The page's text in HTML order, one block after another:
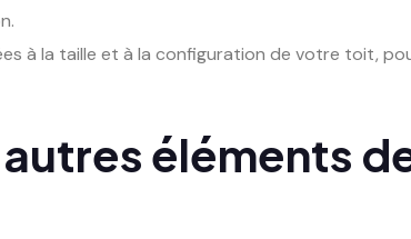
à la taille et à la configuration de votre toit,
éléments